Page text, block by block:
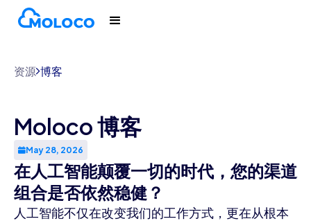
资源 博客
Moloco 博客
May 28, 2026
在人工智能颠覆一切的时代，您的渠道
组合是否依然稳健？
人工智能不仅在改变我们的工作方式，更在从根本